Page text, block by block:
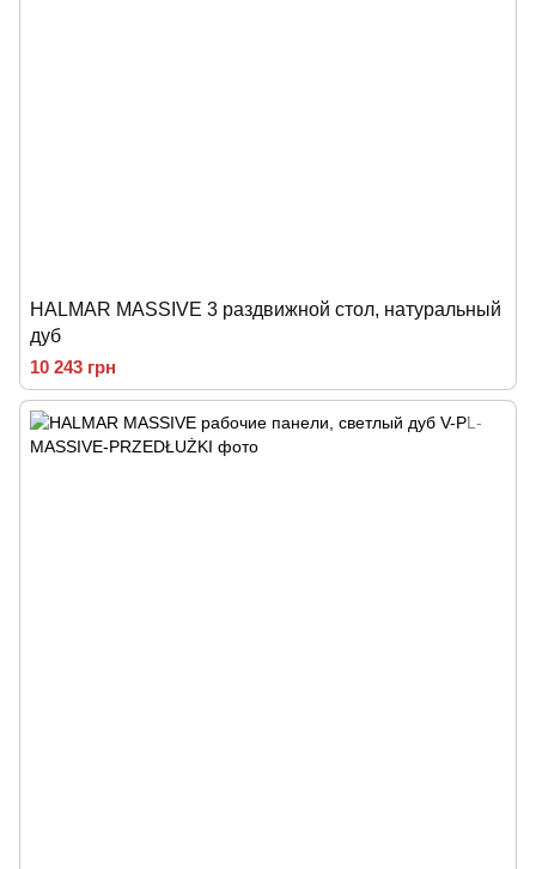
HALMAR MASSIVE 3 раздвижной стол, натуральный
дуб
10 243 грн